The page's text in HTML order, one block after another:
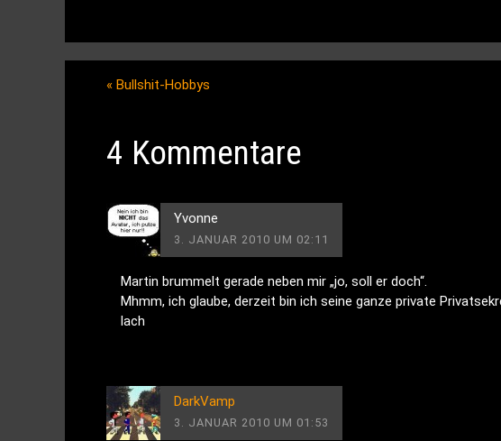
« Bullshit-Hobbys
4 Kommentare
Yvonne
3. JANUAR 2010 UM 02:11
Martin brummelt gerade neben mir „jo, soll er doch“.
Mhmm, ich glaube, derzeit bin ich seine ganze private
lach
DarkVamp
3. JANUAR 2010 UM 01:53